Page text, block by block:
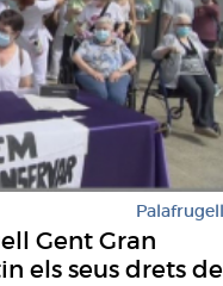
Palafrugell
Gent Gran
els seus drets de